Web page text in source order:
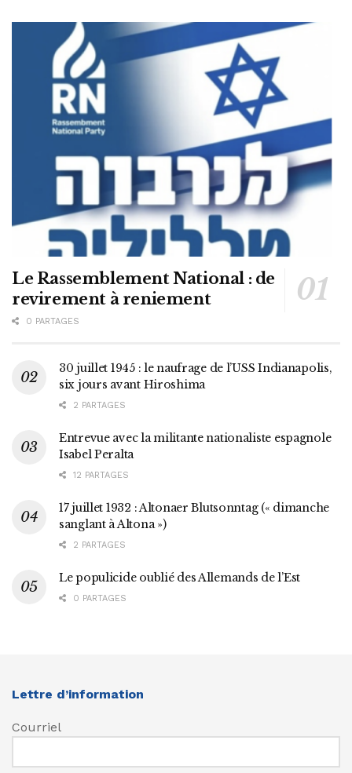
Le Rassemblement National : de
revirement à reniement
0 PARTAGES
30 juillet 1945 : le naufrage de l’USS Indianapolis,
six jours avant Hiroshima
2 PARTAGES
Entrevue avec la militante nationaliste espagnole
Isabel Peralta
12 PARTAGES
17 juillet 1932 : Altonaer Blutsonntag (« dimanche
sanglant à Altona »)
2 PARTAGES
Le populicide oublié des Allemands de l’Est
0 PARTAGES
Lettre d’information
Courriel